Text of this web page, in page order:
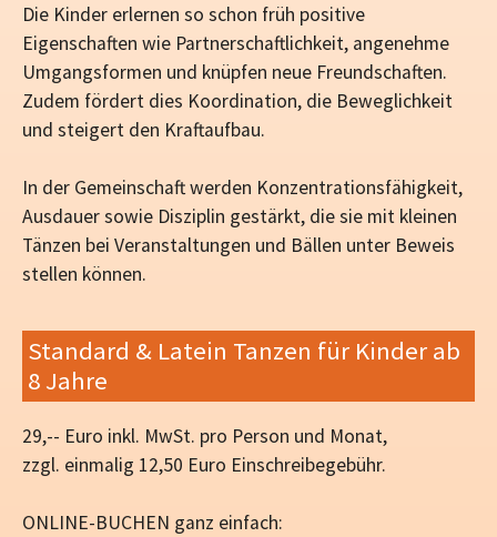
Die Kinder erlernen so schon früh positive
Eigenschaften wie Partnerschaftlichkeit, angenehme
Umgangsformen und knüpfen neue Freundschaften.
Zudem fördert dies Koordination, die Beweglichkeit
und steigert den Kraftaufbau.
In der Gemeinschaft werden Konzentrationsfähigkeit,
Ausdauer sowie Disziplin gestärkt, die sie mit kleinen
Tänzen bei Veranstaltungen und Bällen unter Beweis
stellen können.
Standard & Latein Tanzen für Kinder ab
8 Jahre
29,-- Euro inkl. MwSt. pro Person und Monat,
zzgl. einmalig 12,50 Euro Einschreibegebühr.
ONLINE-BUCHEN ganz einfach: